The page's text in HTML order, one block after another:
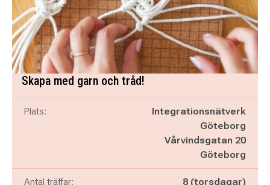
Skapa med garn och tråd!
Plats:
Integrationsnätverk
Göteborg
Vårvindsgatan 20
Göteborg
Antal träffar: 8 (torsdagar)